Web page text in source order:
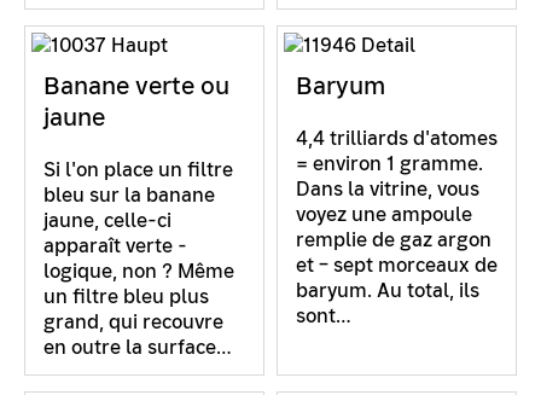
Banane verte ou
jaune
Si l'on place un filtre
bleu sur la banane
jaune, celle-ci
apparaît verte -
logique, non ? Même
un filtre bleu plus
grand, qui recouvre
en outre la surface…
Baryum
4,4 trilliards d'atomes
= environ 1 gramme.
Dans la vitrine, vous
voyez une ampoule
remplie de gaz argon
et – sept morceaux de
baryum. Au total, ils
sont…